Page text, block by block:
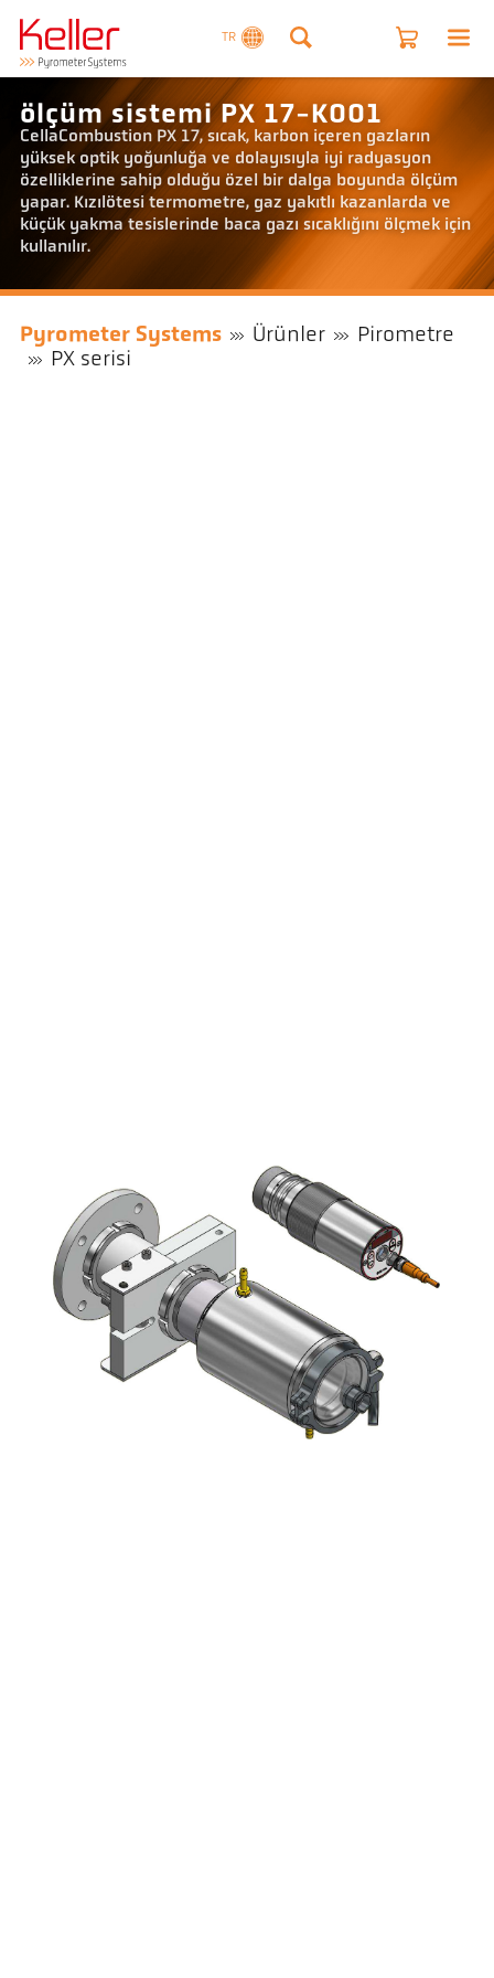
TR
ölçüm sistemi PX 17-K001
CellaCombustion PX 17, sıcak, karbon içeren gazların
yüksek optik yoğunluğa ve dolayısıyla iyi radyasyon
özelliklerine sahip olduğu özel bir dalga boyunda ölçüm
yapar. Kızılötesi termometre, gaz yakıtlı kazanlarda ve
küçük yakma tesislerinde baca gazı sıcaklığını ölçmek için
kullanılır.
Pyrometer Systems Ürünler
Pirometre
PX serisi